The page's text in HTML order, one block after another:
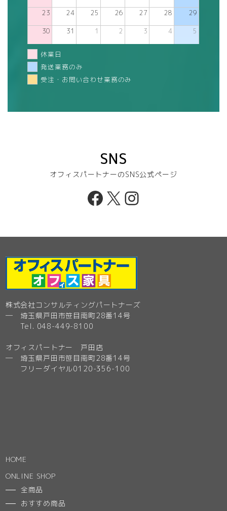
23 24 25 26 27 28 29
30 31 1 2 3 4 5
休業日
発送業務のみ
受注・お問い合わせ業務のみ
SNS
オフィスパートナーのSNS公式ページ
Facebook
X Instagram
株式会社コンサルティングパートナーズ
─ 埼玉県戸田市笹目南町28番14号
Tel. 048-449-8100
オフィスパートナー 戸田店
─ 埼玉県戸田市笹目南町28番14号
フリーダイヤル0120-356-100
HOME
ONLINE SHOP
全商品
おすすめ商品